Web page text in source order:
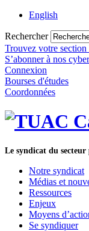
English
Rechercher
Trouvez votre section
S’abonner à nos
Connexion
Bourses d'études
Coordonnées
Le syndicat du
Notre syndicat
Médias et
Ressources
Enjeux
Moyens
Se syndiquer